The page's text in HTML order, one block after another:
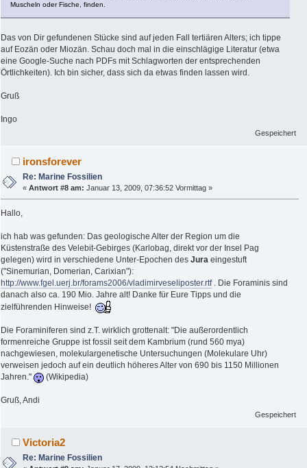
Muscheln oder Fische, finden.
Das von Dir gefundenen Stücke sind auf jeden Fall tertiären Alters; ich tippe
auf Eozän oder Miozän. Schau doch mal in die einschlägige Literatur (etwa
eine Google-Suche nach PDFs mit Schlagworten der entsprechenden
Örtlichkeiten). Ich bin sicher, dass sich da etwas finden lassen wird.
Gruß
Ingo
Gespeichert
ironsforever
Re: Marine Fossilien
«Antwort #8 am: Januar 13, 2009, 07:36:52 Vormittag »
Hallo,
ich hab was gefunden: Das geologische Alter der Region um die
Küstenstraße des Velebit-Gebirges (Karlobag, direkt vor der Insel Pag
gelegen) wird in verschiedene Unter-Epochen des Jura eingestuft
("Sinemurian, Domerian, Carixian"):
http://www.fgel.uerj.br/forams2006/vladimirveseliposter.rtf. Die Foraminis sind
danach also ca. 190 Mio. Jahre alt! Danke für Eure Tipps und die
zielführenden Hinweise!
Die Foraminiferen sind z.T. wirklich grottenalt: "Die außerordentlich
formenreiche Gruppe ist fossil seit dem Kambrium (rund 560 mya)
nachgewiesen, molekulargenetische Untersuchungen (Molekulare Uhr)
verweisen jedoch auf ein deutlich höheres Alter von 690 bis 1150 Millionen
Jahren."
(Wikipedia)
Gruß, Andi
Gespeichert
Victoria2
Re: Marine Fossilien